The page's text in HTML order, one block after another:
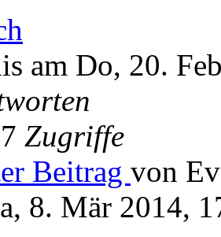
am Do, 20.
Zugriffe
Beitrag von
8. Mär 2014,